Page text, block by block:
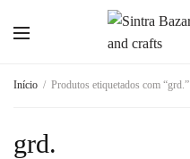
Início / Produtos etiquetados com “grd.”
grd.